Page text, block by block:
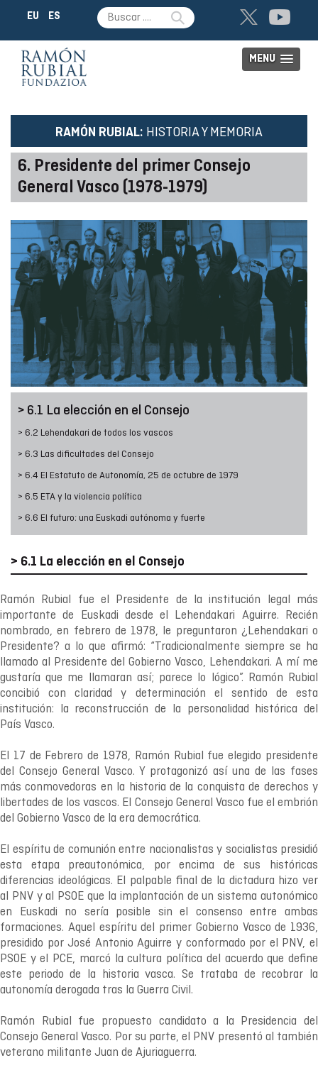
EU ES
MENU
RAMÓN RUBIAL: HISTORIA Y MEMORIA
6. Presidente del primer Consejo
General Vasco (1978-1979)
> 6.1 La elección en el Consejo
> 6.2 Lehendakari de todos los vascos
> 6.3 Las dificultades del Consejo
> 6.4 El Estatuto de Autonomía, 25 de octubre de 1979
> 6.5 ETA y la violencia política
> 6.6 El futuro: una Euskadi autónoma y fuerte
> 6.1 La elección en el Consejo
Ramón Rubial fue el Presidente de la institución legal más
importante de Euskadi desde el Lehendakari Aguirre. Recién
nombrado, en febrero de 1978, le preguntaron ¿Lehendakari o
Presidente? a lo que afirmó: “Tradicionalmente siempre se ha
llamado al Presidente del Gobierno Vasco, Lehendakari. A mí me
gustaría que me llamaran así; parece lo lógico”. Ramón Rubial
concibió con claridad y determinación el sentido de esta
institución: la reconstrucción de la personalidad histórica del
País Vasco.
El 17 de Febrero de 1978, Ramón Rubial fue elegido presidente
del Consejo General Vasco. Y protagonizó así una de las fases
más conmovedoras en la historia de la conquista de derechos y
libertades de los vascos. El Consejo General Vasco fue el embrión
del Gobierno Vasco de la era democrática.
El espíritu de comunión entre nacionalistas y socialistas presidió
esta etapa preautonómica, por encima de sus históricas
diferencias ideológicas. El palpable final de la dictadura hizo ver
al PNV y al PSOE que la implantación de un sistema autonómico
en Euskadi no sería posible sin el consenso entre ambas
formaciones. Aquel espíritu del primer Gobierno Vasco de 1936,
presidido por José Antonio Aguirre y conformado por el PNV, el
PSOE y el PCE, marcó la cultura política del acuerdo que define
este periodo de la historia vasca. Se trataba de recobrar la
autonomía derogada tras la Guerra Civil.
Ramón Rubial fue propuesto candidato a la Presidencia del
Consejo General Vasco. Por su parte, el PNV presentó al también
veterano militante Juan de Ajuriaguerra.